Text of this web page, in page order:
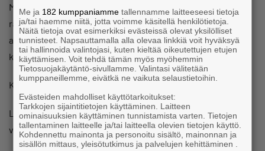
Mannerheiminkadun kulmaukseen kunnes bistrotyylinen
ravintola avautui. Ravintola Ajuri käyttää paikallisia raaka-
aineita ja tarjoaa tuttuja perinteisiä ruokia uudella twistillä
kaikille aisteille.
Kuulemme myös Lääkärikeskus Mehiläisen esittelyn.
Loviisan Yrittäjien aamukahveilla tapaat muita yrittäjiä,
verkostoidut paikallisesti sekä tutustut yrityksiin.
Me ja 182 kumppaniamme tallennamme laitteeseesi tietoja
ja/tai haemme niitä, jotta voimme käsitellä henkilötietoja.
Näitä tietoja ovat esimerkiksi evästeissä olevat yksilölliset
tunnisteet. Napsauttamalla alla olevaa linkkiä voit hyväksyä
tai hallinnoida valintojasi, kuten kieltää oikeutettujen etujen
käyttämisen. Voit tehdä tämän myös myöhemmin
Tietosuojakäytäntö-sivullamme. Valintasi välitetään
kumppaneillemme, eivätkä ne vaikuta selaustietoihin.
Evästeiden mahdolliset käyttötarkoitukset:
Tarkkojen sijaintitietojen käyttäminen. Laitteen
ominaisuuksien käyttäminen tunnistamista varten. Tietojen
tallentaminen laitteelle ja/tai laitteella olevien tietojen käyttö.
Kohdennettu mainonta ja personoitu sisältö, mainonnan ja
sisällön mittaus, yleisötutkimus ja palvelujen kehittäminen .